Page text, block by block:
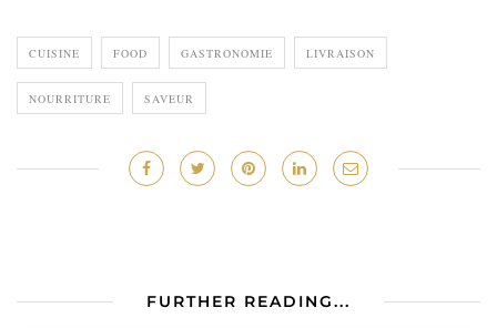
CUISINE FOOD GASTRONOMIE LIVRAISON
NOURRITURE SAVEUR
FURTHER READING...